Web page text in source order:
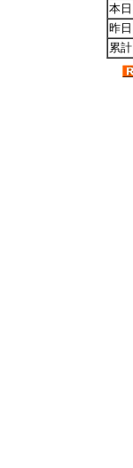
本日
昨日
累計